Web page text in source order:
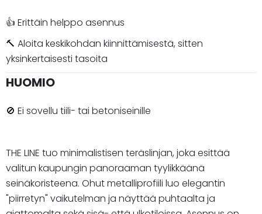
👍 Erittäin helppo asennus
🔨 Aloita keskikohdan kiinnittämisestä, sitten
yksinkertaisesti tasoita
HUOMIO
🚫 Ei sovellu tiili- tai betoniseinille
THE LINE tuo minimalistisen teräslinjan, joka esittää
valitun kaupungin panoraaman tyylikkäänä
seinäkoristeena. Ohut metalliprofiili luo elegantin
"piirretyn" vaikutelman ja näyttää puhtaalta ja